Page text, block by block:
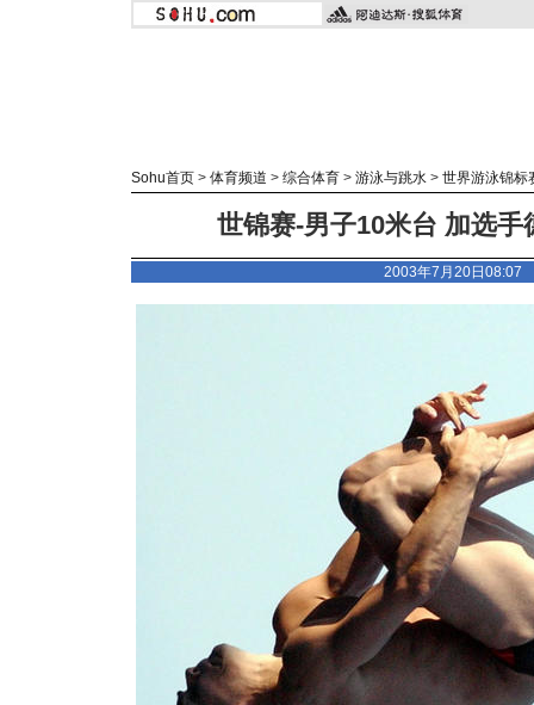
Sohu首页 > 体育频道 > 综合体育 > 游泳与跳水 > 世界游泳锦标
世锦赛-男子10米台 加选手
2003年7月20日